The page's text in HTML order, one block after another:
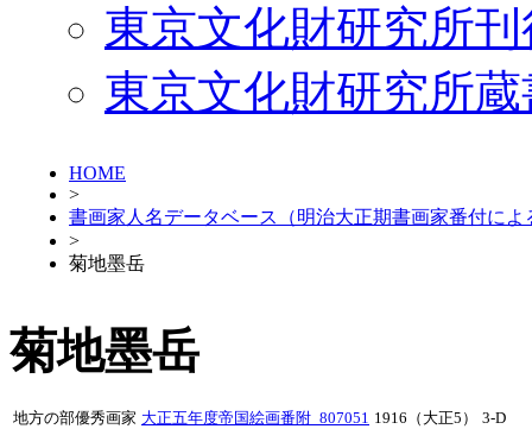
東京文化財研究所
東京文化財研究所
HOME
>
書画家人名データベース（明治大正期書画家番付によ
>
菊地墨岳
菊地墨岳
地方の部優秀画家 大正五年度帝国絵画番附_807051 1916（大正5） 3-D